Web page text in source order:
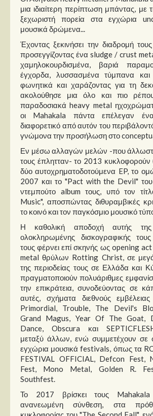
Στήλες
Polls
Small Talk
Blog
μια ιδιαίτερη περίπτωση μπάντας, με
ξεχωριστή πορεία στα εγχώρια
μουσικά δρώμενα...
Έχοντας ξεκινήσει την διαδρομή
προσεγγίζοντας ένα sludge / crust
χαμηλοκουρδισμένα, βαριά
έγχορδα, λυσσασμένα τύμπανα και
φωνητικά και χαράζοντας για τη
ακολούθησε μια όλο και πιο
παραδοσιακά heavy metal
οι Mahakala πάντα επέλεγαν
διαφορετικό από αυτόν του
γνώμονα την προσήλωση στο
Εν μέσω αλλαγών μελών -που
τους έπλητταν- το 2013
δύο αυτοχρηματοδοτούμενα EP, το
2007 και το "Pact with the Devil"
ντεμπούτο album τους, υπό τον
Music", αποσπώντας διθυραμβικές
το κοινό και τον παγκόσμιο μουσικό
Η καθολική αποδοχή αυτής
ολοκληρωμένης δισκογραφικής τους
τους φέρνει επί σκηνής ως opening
metal θρύλων Rotting Christ, σε
της περιοδείας τους σε Ελλάδα και
πραγματοποιούν πολυάριθμες
την επικράτεια, συνοδεύοντας σε
αυτές, σχήματα διεθνούς
Primordial, Trouble, The Devil's
Grand Magus, Year Of The Goat,
Dance, Obscura και
μεταξύ άλλων, ενώ συμμετέχουν σε
εγχώρια μουσικά festivals, όπως τα
FESTIVAL OFFICIAL, Defcon Fest,
Fest, Mono Metal, Golden R.
Southfest.
Το 2017 βρίσκει τους
ανανεωμένη σύνθεση, στα